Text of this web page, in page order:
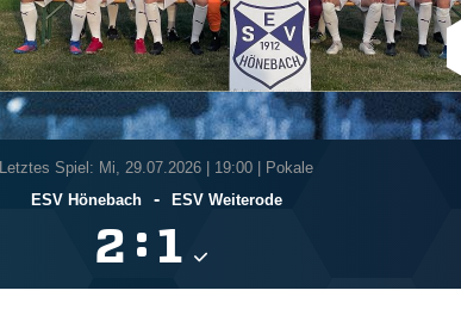
Letztes Spiel: Mi, 29.07.2026
19:00 | Pokale
ESV Hönebach
- ESV Weiterode
 : 